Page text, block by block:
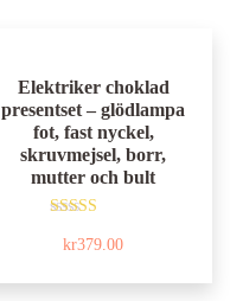
Elektriker choklad
presentset – glödlampa
fot, fast nyckel,
skruvmejsel, borr,
mutter och bult
5.00
kr379.00